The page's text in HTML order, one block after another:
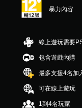
5
顆
，
2
則
評
分
暴力內容
線上遊玩需要
包含遊戲內購
最多支援4名加
可在線上遊玩
1到4名玩家